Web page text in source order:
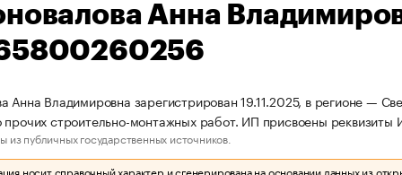
Анна
Анна Владимировна зарегистрирован 19.11.2025, в регионе —
прочих строительно-монтажных работ. ИП присвоены
из публичных государственных источников.
носит справочный характер и сгенерирована на основании данных из